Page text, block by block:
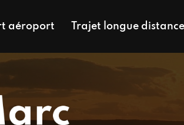
aéroport Trajet longue distance